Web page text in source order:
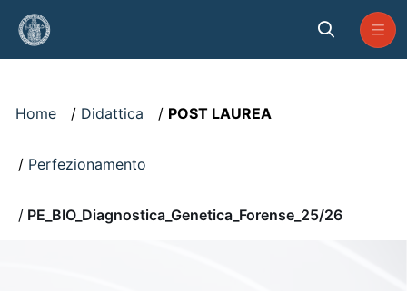
Skip to Main Content
Home Didattica POST LAUREA
Perfezionamento
PE_BIO_Diagnostica_Genetica_Forense_25/26